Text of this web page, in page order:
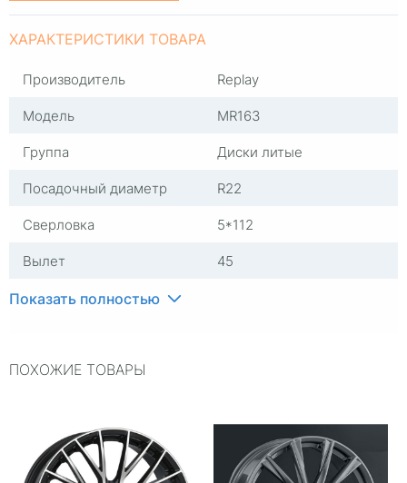
ХАРАКТЕРИСТИКИ ТОВАРА
Производитель
Replay
Модель
MR163
Группа
Диски литые
Посадочный диаметр
R22
Сверловка
5*112
Вылет
45
ЦО
Применяемость
Гарантия
Цвет
Черный с полировкой
Показать полностью
ПОХОЖИЕ ТОВАРЫ